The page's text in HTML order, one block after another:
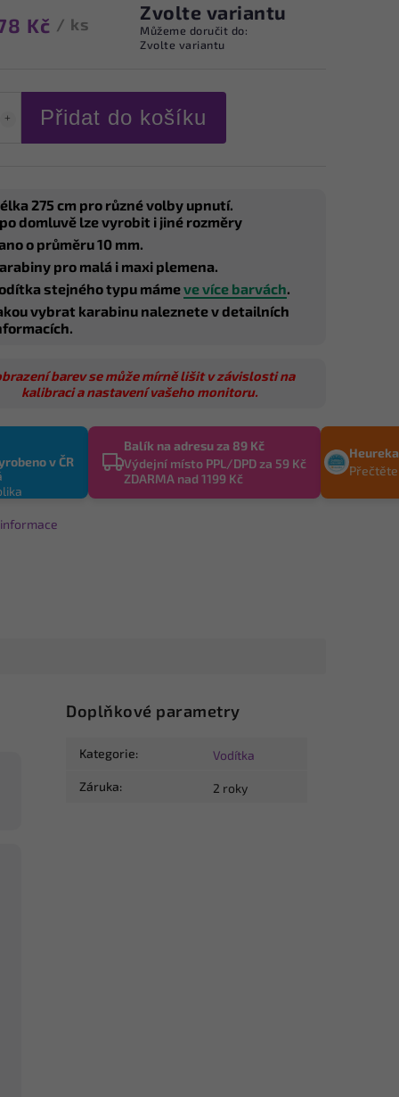
Kč / ks
Zvolte variantu
Můžeme doručit do:
Zvolte variantu
Přidat do košíku
275 cm pro různé volby upnutí.
domluvě lze vyrobit i jiné rozměry
o průměru 10 mm.
pro malá i maxi plemena.
stejného typu mámeve více barvách.
vybrat karabinu naleznete v detailních
barev se může mírně lišit v závislosti na
kalibraci a nastavení vašeho monitoru.
v ČR
Balík na adresu za 89 Kč
Výdejní místo PPL/DPD za 59 Kč
ZDARMA nad 1199 Kč
Doplňkové parametry
Kategorie: Vodítka
Záruka: 2 roky